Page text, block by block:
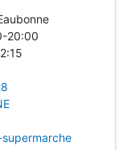
20:00